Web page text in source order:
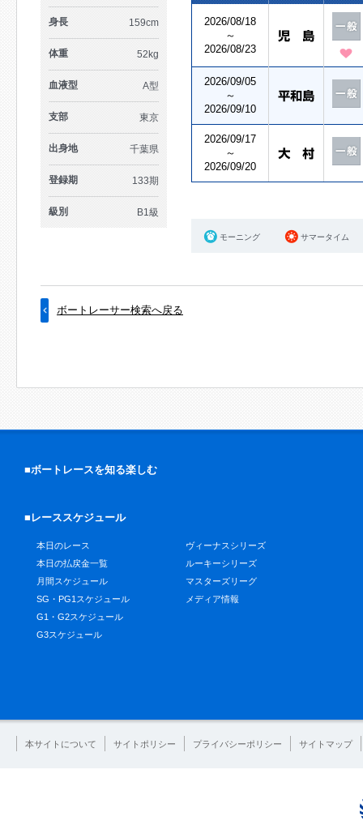
身長 159cm
体重 52kg
血液型 A型
支部 東京
出身地 千葉県
登録期 133期
級別 B1級
2026/08/18
～
2026/08/23
2026/09/05
～
2026/09/10
2026/09/17
～
2026/09/20
モーニング サマータイム
ボートレーサー検索へ戻る
■ボートレースを知る楽しむ
■レーススケジュール
本日のレース
本日の払戻金一覧
月間スケジュール
SG・PG1スケジュール
G1・G2スケジュール
G3スケジュール
ヴィーナスシリーズ
ルーキーシリーズ
マスターズリーグ
メディア情報
本サイトについて サイトポリシー プライバシーポリシー サイトマップ